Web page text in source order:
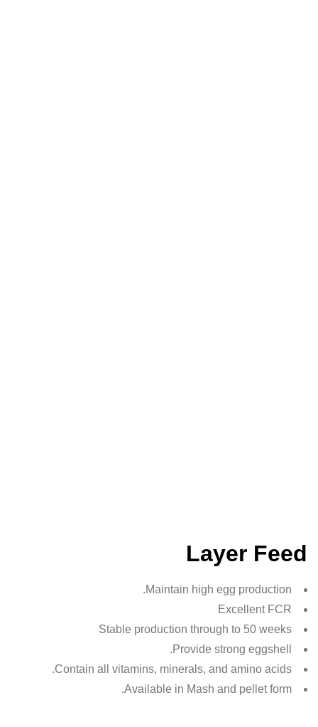
Layer Feed
Maintain high egg production.
Excellent FCR
Stable production through to 50 weeks
Provide strong eggshell.
Contain all vitamins, minerals, and amino acids.
Available in Mash and pellet form.